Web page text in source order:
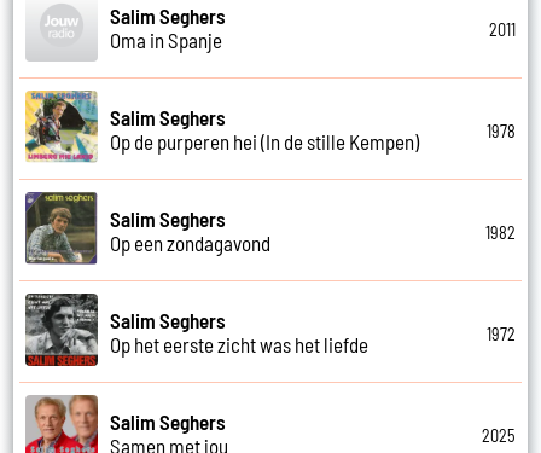
Salim Seghers
Oma in Spanje
2011
Salim Seghers
Op de purperen hei (In de stille Kempen)
1978
Salim Seghers
Op een zondagavond
1982
Salim Seghers
Op het eerste zicht was het liefde
1972
Salim Seghers
Samen met jou
2025